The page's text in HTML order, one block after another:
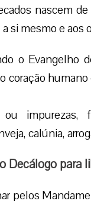
nascem
si mesmo e aos
o Evangelho
coração
ou impurezas,
calúnia,
Decálogo para
pelos